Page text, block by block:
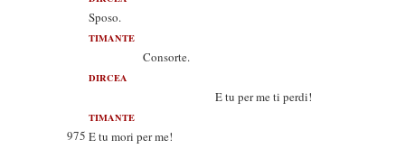
Sposo.
TIMANTE
Consorte.
DIRCEA
E tu per me ti perdi!
TIMANTE
975 E tu mori per me!